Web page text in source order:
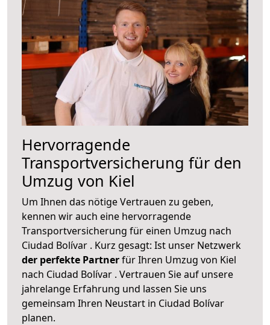
Hervorragende
Transportversicherung für den
Umzug von Kiel
Um Ihnen das nötige Vertrauen zu geben,
kennen wir auch eine hervorragende
Transportversicherung für einen Umzug nach
Ciudad Bolívar . Kurz gesagt: Ist unser Netzwerk
der perfekte Partnerfür Ihren Umzug von Kiel
nach Ciudad Bolívar . Vertrauen Sie auf unsere
jahrelange Erfahrung und lassen Sie uns
gemeinsam Ihren Neustart in Ciudad Bolívar
planen.